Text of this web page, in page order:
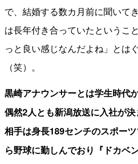
で、結婚する数カ月前に聞いて
は長年付き合っていたというこ
っと良い感じなんだよね」とは
（笑）。
黒崎アナウンサーとは学生時代
偶然2人とも新潟放送に入社が
相手は身長189センチのスポー
ら野球に勤しんでおり『ドカベ